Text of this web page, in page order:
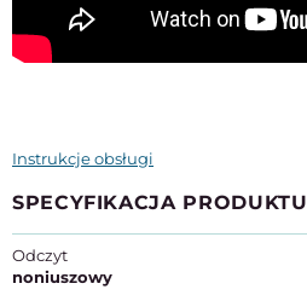
Instrukcje obsługi
SPECYFIKACJA PRODUKTU
Odczyt
noniuszowy